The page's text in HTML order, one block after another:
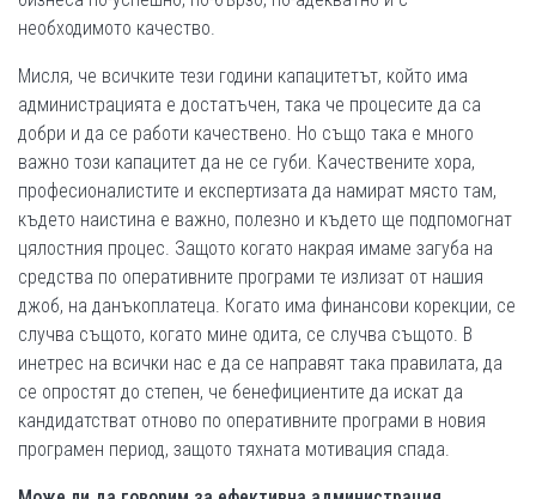
необходимото качество.
Мисля, че всичките тези години капацитетът, който има
администрацията е достатъчен, така че процесите да са
добри и да се работи качествено. Но също така е много
важно този капацитет да не се губи. Качествените хора,
професионалистите и експертизата да намират място там,
където наистина е важно, полезно и където ще подпомогнат
цялостния процес. Защото когато накрая имаме загуба на
средства по оперативните програми те излизат от нашия
джоб, на данъкоплатеца. Когато има финансови корекции, се
случва същото, когато мине одита, се случва същото. В
инетрес на всички нас е да се направят така правилата, да
се опростят до степен, че бенефициентите да искат да
кандидатстват отново по оперативните програми в новия
програмен период, защото тяхната мотивация спада.